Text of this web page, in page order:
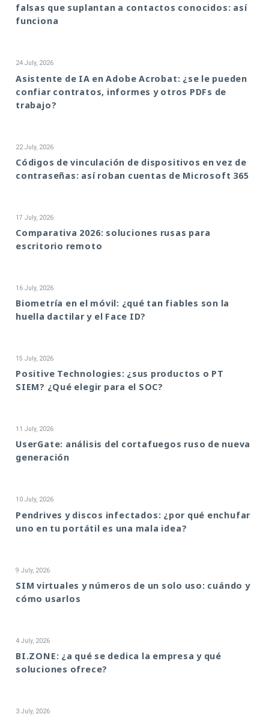
falsas que suplantan a contactos conocidos: así
funciona
24 July, 2026
Asistente de IA en Adobe Acrobat: ¿se le pueden
confiar contratos, informes y otros PDFs de
trabajo?
22 July, 2026
Códigos de vinculación de dispositivos en vez de
contraseñas: así roban cuentas de Microsoft 365
17 July, 2026
Comparativa 2026: soluciones rusas para
escritorio remoto
16 July, 2026
Biometría en el móvil: ¿qué tan fiables son la
huella dactilar y el Face ID?
15 July, 2026
Positive Technologies: ¿sus productos o PT
SIEM? ¿Qué elegir para el SOC?
11 July, 2026
UserGate: análisis del cortafuegos ruso de nueva
generación
10 July, 2026
Pendrives y discos infectados: ¿por qué enchufar
uno en tu portátil es una mala idea?
9 July, 2026
SIM virtuales y números de un solo uso: cuándo y
cómo usarlos
4 July, 2026
BI.ZONE: ¿a qué se dedica la empresa y qué
soluciones ofrece?
3 July, 2026